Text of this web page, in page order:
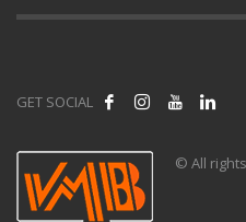
GET SOCIAL
© All